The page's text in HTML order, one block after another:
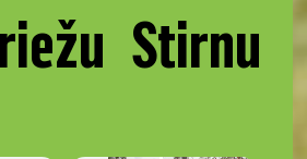
Stirnu